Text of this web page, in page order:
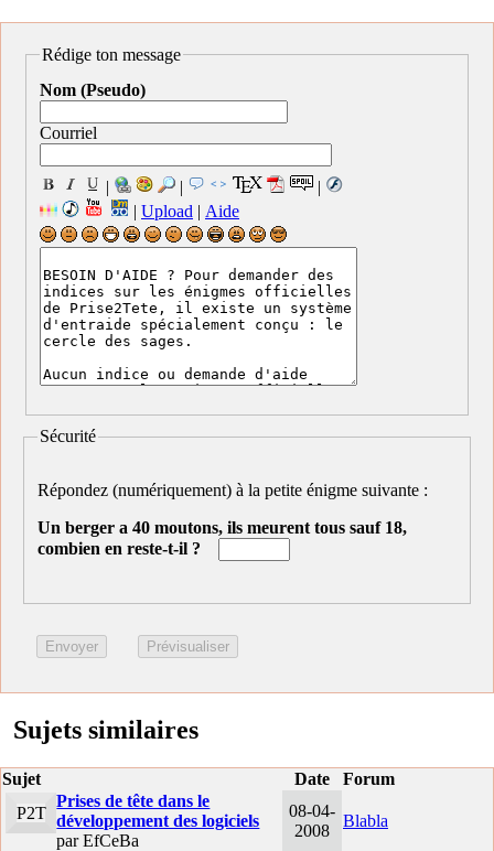
Rédige ton message
Nom (Pseudo)
Courriel
| |
|
| Upload | Aide
Sécurité
Répondez (numériquement) à la petite énigme suivante :
Un berger a 40 moutons, ils meurent tous sauf 18,
combien en reste-t-il ?
Sujets similaires
Sujet Date
Forum
P2T
Prises de tête dans le
développement des logiciels
par EfCeBa
08-04-
2008
Blabla